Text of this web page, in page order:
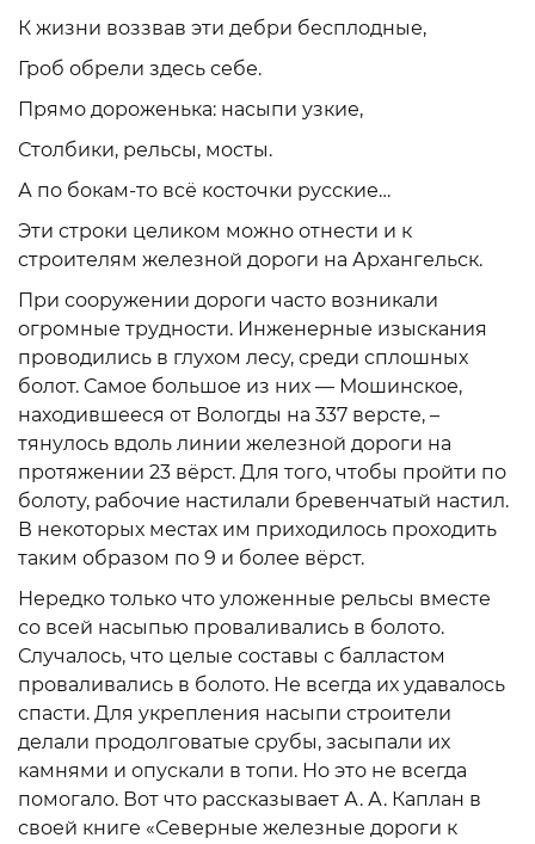
К жизни воззвав эти дебри бесплодные,
Гроб обрели здесь себе.
Прямо дороженька: насыпи узкие,
Столбики, рельсы, мосты.
А по бокам-то всё косточки русские…
Эти строки целиком можно отнести и к
строителям железной дороги на Архангельск.
При сооружении дороги часто возникали
огромные трудности. Инженерные изыскания
проводились в глухом лесу, среди сплошных
болот. Самое большое из них — Мошинское,
находившееся от Вологды на 337 версте, –
тянулось вдоль линии железной дороги на
протяжении 23 вёрст. Для того, чтобы пройти по
болоту, рабочие настилали бревенчатый настил.
В некоторых местах им приходилось проходить
таким образом по 9 и более вёрст.
Нередко только что уложенные рельсы вместе
со всей насыпью проваливались в болото.
Случалось, что целые составы с балластом
проваливались в болото. Не всегда их удавалось
спасти. Для укрепления насыпи строители
делали продолговатые срубы, засыпали их
камнями и опускали в топи. Но это не всегда
помогало. Вот что рассказывает А. А. Каплан в
своей книге «Северные железные дороги к